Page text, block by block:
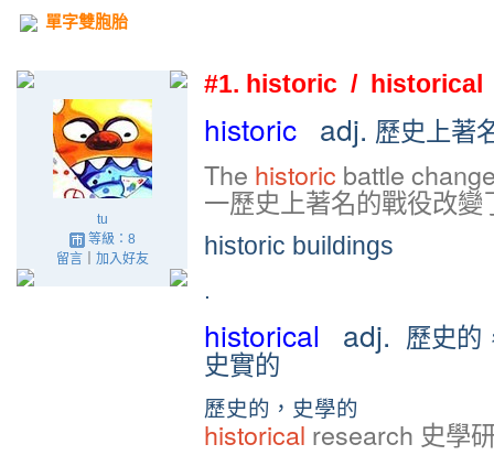
單字雙胞胎
tu
等級：8
留言｜ 加入好友
#1. historic / historical
historic adj. 歷史上著
The historic battle
一歷史上著名的戰役改
historic buildings
.
historical adj. 歷史的
史實的
歷史的，史學的
historical research 史學